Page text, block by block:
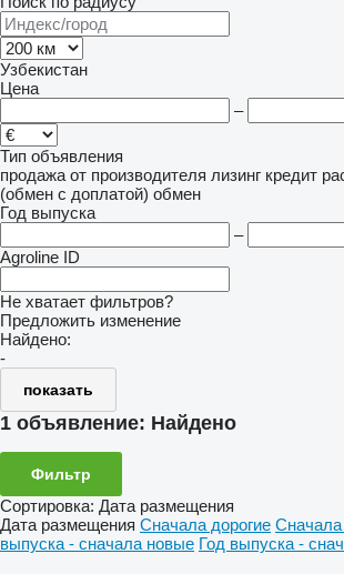
Узбекистан
Цена
–
Тип объявления
продажа от производителя лизинг кредит
(обмен с доплатой) обмен
Год выпуска
–
Agroline ID
Не хватает фильтров?
Предложить изменение
Найдено:
-
показать
1 объявление: Найдено
Фильтр
Сортировка: Дата размещения
Дата размещения Сначала дорогие
выпуска - сначала новые Год выпуска -